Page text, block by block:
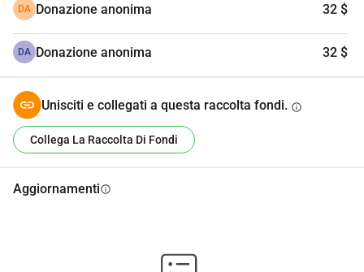
DA Donazione anonima 32 $
DA Donazione anonima 32 $
Unisciti e collegati a questa raccolta fondi. info
Collega La Raccolta Di Fondi
Aggiornamentiinfo